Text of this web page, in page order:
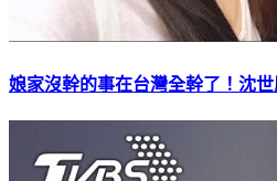
娘家沒幹的事在台灣全幹了！沈